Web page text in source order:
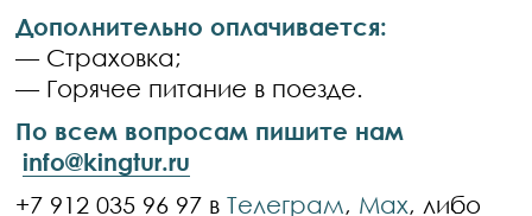
Дополнительно оплачивается:
— Страховка;
— Горячее питание в поезде.
По всем вопросам пишите нам
info@kingtur.ru
+7 912 035 96 97 вТелеграм, Max, либо